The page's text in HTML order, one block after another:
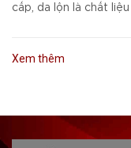
cấp, da lộn là chất liệu
Xem thêm